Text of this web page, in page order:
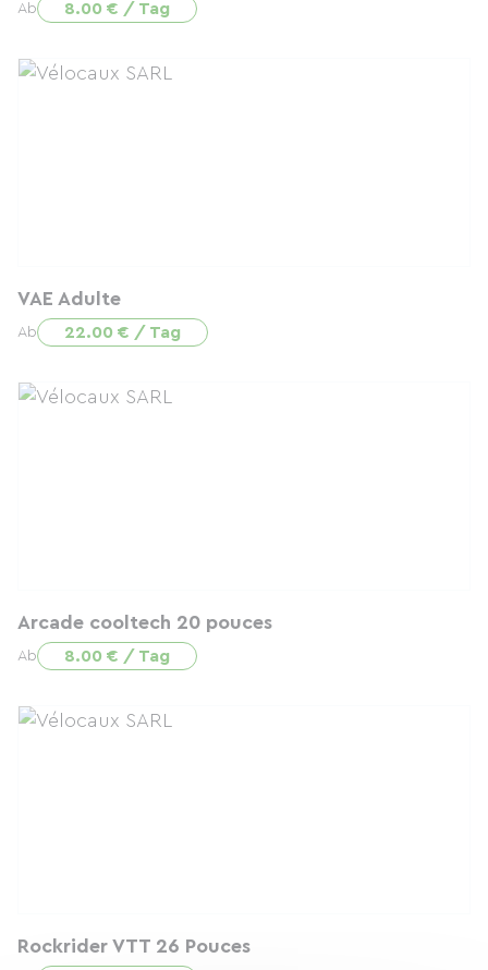
Ab 8.00 € / Tag
VAE Adulte
Ab 22.00 € / Tag
Arcade cooltech 20 pouces
Ab 8.00 € / Tag
Rockrider VTT 26 Pouces